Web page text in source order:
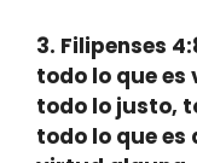
3. Filipenses
todo lo que es
todo lo justo,
todo lo que es